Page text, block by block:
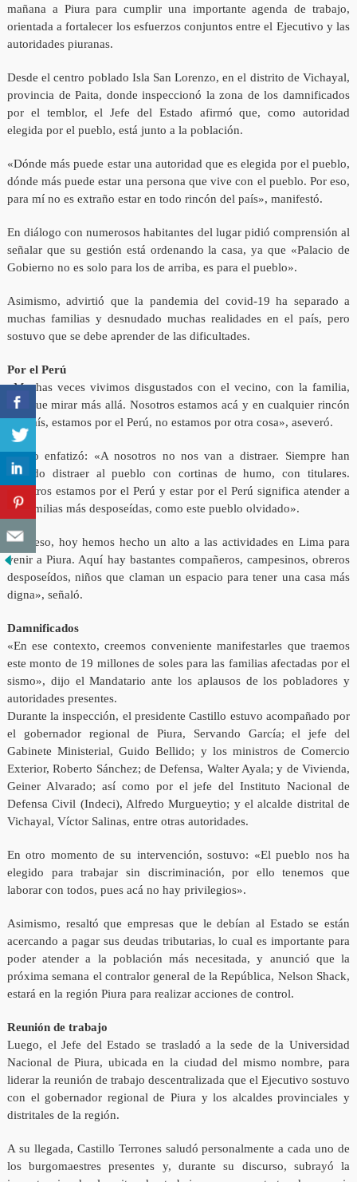
mañana a Piura para cumplir una importante agenda de trabajo,
orientada a fortalecer los esfuerzos conjuntos entre el Ejecutivo y las
autoridades piuranas.
Desde el centro poblado Isla San Lorenzo, en el distrito de Vichayal,
provincia de Paita, donde inspeccionó la zona de los damnificados
por el temblor, el Jefe del Estado afirmó que, como autoridad
elegida por el pueblo, está junto a la población.
«Dónde más puede estar una autoridad que es elegida por el pueblo,
dónde más puede estar una persona que vive con el pueblo. Por eso,
para mí no es extraño estar en todo rincón del país», manifestó.
En diálogo con numerosos habitantes del lugar pidió comprensión al
señalar que su gestión está ordenando la casa, ya que «Palacio de
Gobierno no es solo para los de arriba, es para el pueblo».
Asimismo, advirtió que la pandemia del covid-19 ha separado a
muchas familias y desnudado muchas realidades en el país, pero
sostuvo que se debe aprender de las dificultades.
Por el Perú
«Muchas veces vivimos disgustados con el vecino, con la familia,
hay que mirar más allá. Nosotros estamos acá y en cualquier rincón
del país, estamos por el Perú, no estamos por otra cosa», aseveró.
Luego enfatizó: «A nosotros no nos van a distraer. Siempre han
querido distraer al pueblo con cortinas de humo, con titulares.
Nosotros estamos por el Perú y estar por el Perú significa atender a
las familias más desposeídas, como este pueblo olvidado».
«Por eso, hoy hemos hecho un alto a las actividades en Lima para
venir a Piura. Aquí hay bastantes compañeros, campesinos, obreros
desposeídos, niños que claman un espacio para tener una casa más
digna», señaló.
Damnificados
«En ese contexto, creemos conveniente manifestarles que traemos
este monto de 19 millones de soles para las familias afectadas por el
sismo», dijo el Mandatario ante los aplausos de los pobladores y
autoridades presentes.
Durante la inspección, el presidente Castillo estuvo acompañado por
el gobernador regional de Piura, Servando García; el jefe del
Gabinete Ministerial, Guido Bellido; y los ministros de Comercio
Exterior, Roberto Sánchez; de Defensa, Walter Ayala; y de Vivienda,
Geiner Alvarado; así como por el jefe del Instituto Nacional de
Defensa Civil (Indeci), Alfredo Murgueytio; y el alcalde distrital de
Vichayal, Víctor Salinas, entre otras autoridades.
En otro momento de su intervención, sostuvo: «El pueblo nos ha
elegido para trabajar sin discriminación, por ello tenemos que
laborar con todos, pues acá no hay privilegios».
Asimismo, resaltó que empresas que le debían al Estado se están
acercando a pagar sus deudas tributarias, lo cual es importante para
poder atender a la población más necesitada, y anunció que la
próxima semana el contralor general de la República, Nelson Shack,
estará en la región Piura para realizar acciones de control.
Reunión de trabajo
Luego, el Jefe del Estado se trasladó a la sede de la Universidad
Nacional de Piura, ubicada en la ciudad del mismo nombre, para
liderar la reunión de trabajo descentralizada que el Ejecutivo sostuvo
con el gobernador regional de Piura y los alcaldes provinciales y
distritales de la región.
A su llegada, Castillo Terrones saludó personalmente a cada uno de
los burgomaestres presentes y, durante su discurso, subrayó la